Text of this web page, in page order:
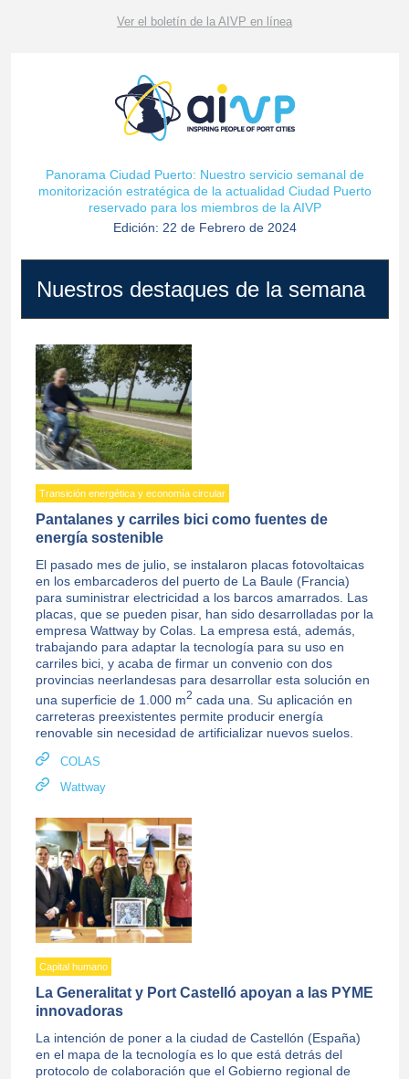
Ver el boletín de la AIVP en línea
Panorama Ciudad Puerto: Nuestro servicio semanal de
monitorización estratégica de la actualidad Ciudad Puerto
reservado para los miembros de la AIVP
Edición: 22 de Febrero de 2024
Nuestros destaques de la semana
Transición energética y economía circular
Pantalanes y carriles bici como fuentes de
energía sostenible
El pasado mes de julio, se instalaron placas fotovoltaicas
en los embarcaderos del puerto de La Baule (Francia)
para suministrar electricidad a los barcos amarrados. Las
placas, que se pueden pisar, han sido desarrolladas por la
empresa Wattway by Colas. La empresa está, además,
trabajando para adaptar la tecnología para su uso en
carriles bici, y acaba de firmar un convenio con dos
provincias neerlandesas para desarrollar esta solución en
una superficie de 1.000 m2 cada una. Su aplicación en
carreteras preexistentes permite producir energía
renovable sin necesidad de artificializar nuevos suelos.
COLAS
Wattway
Capital humano
La Generalitat y Port Castelló apoyan a las PYME
innovadoras
La intención de poner a la ciudad de Castellón (España)
en el mapa de la tecnología es lo que está detrás del
protocolo de colaboración que el Gobierno regional de